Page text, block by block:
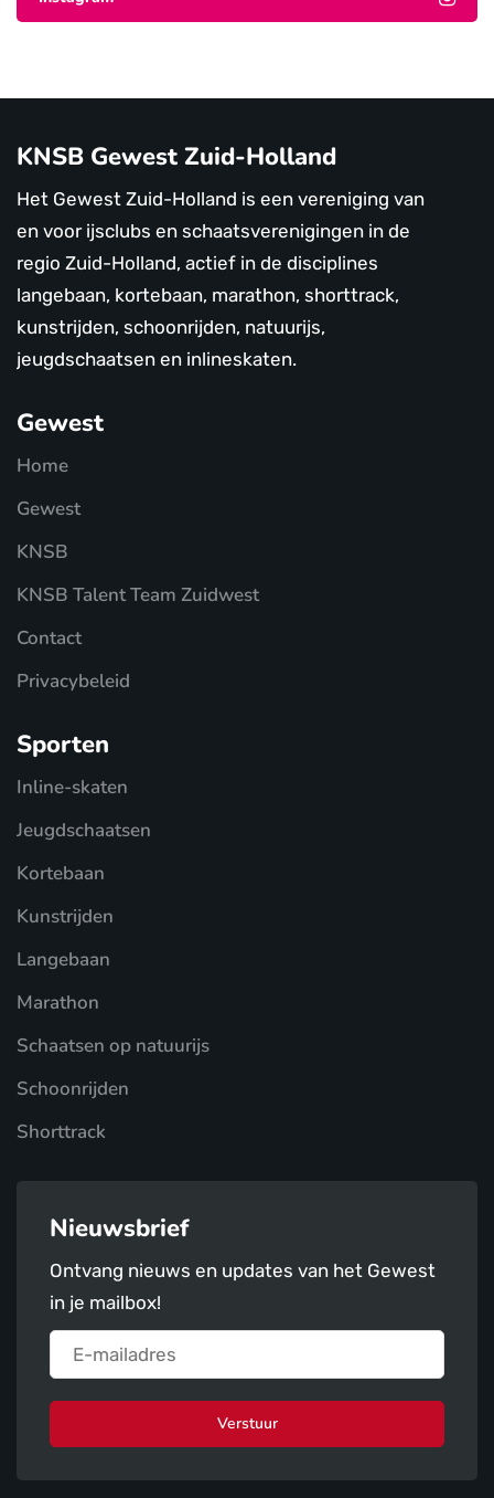
KNSB Gewest Zuid-Holland
Het Gewest Zuid-Holland is een vereniging van
en voor ijsclubs en schaatsverenigingen in de
regio Zuid-Holland, actief in de disciplines
langebaan, kortebaan, marathon, shorttrack,
kunstrijden, schoonrijden, natuurijs,
jeugdschaatsen en inlineskaten.
Gewest
Home
Gewest
KNSB
KNSB Talent Team Zuidwest
Contact
Privacybeleid
Sporten
Inline-skaten
Jeugdschaatsen
Kortebaan
Kunstrijden
Langebaan
Marathon
Schaatsen op natuurijs
Schoonrijden
Shorttrack
Nieuwsbrief
Ontvang nieuws en updates van het Gewest
in je mailbox!
Verstuur